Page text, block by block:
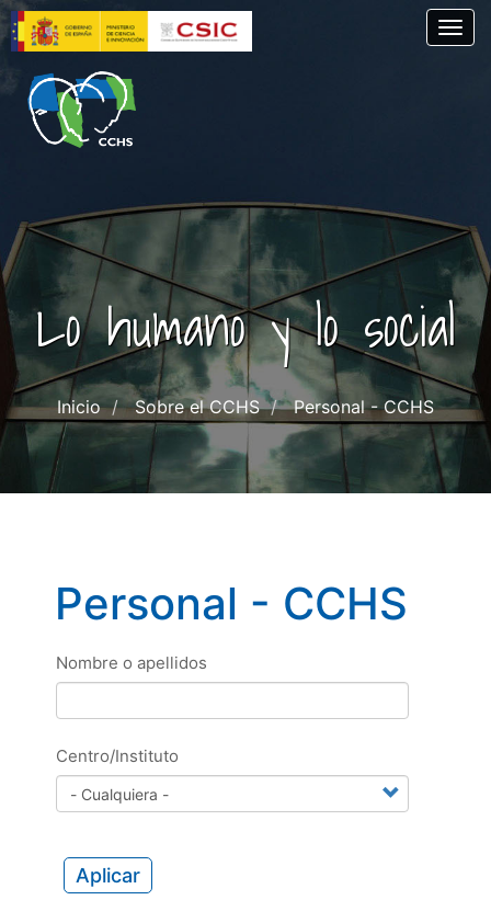
Pasar
al
contenido
principal
Lo humano y lo social
Inicio Sobre el CCHS Personal - CCHS
Personal - CCHS
Nombre o apellidos
Centro/Instituto
Aplicar